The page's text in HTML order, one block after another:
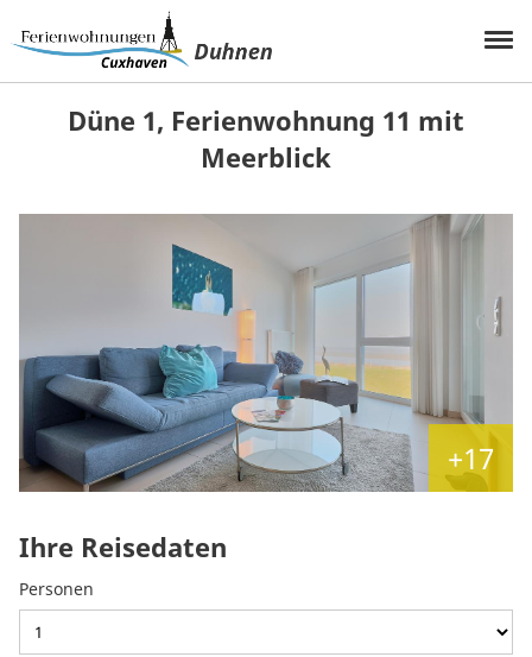
Düne 1, Ferienwohnung 11 mit
Meerblick
+17
Ihre Reisedaten
Personen